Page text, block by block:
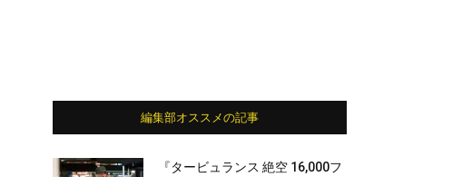
編集部オススメの記事
『タービュランス 絶空 16,000フ